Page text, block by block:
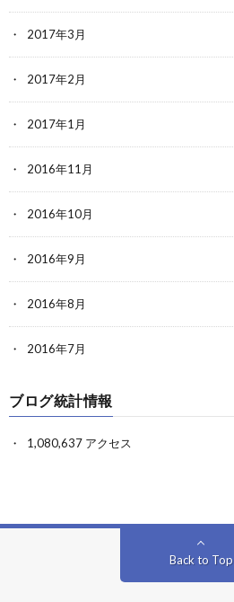
2017年3月
2017年2月
2017年1月
2016年11月
2016年10月
2016年9月
2016年8月
2016年7月
ブログ統計情報
1,080,637 アクセス
Back to Top